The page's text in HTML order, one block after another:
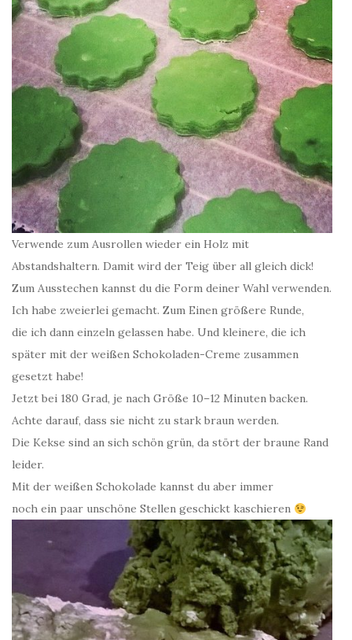
Verwende zum Ausrollen wieder ein Holz mit
Abstandshaltern. Damit wird der Teig über all gleich dick!
Zum Ausstechen kannst du die Form deiner Wahl verwenden.
Ich habe zweierlei gemacht. Zum Einen größere Runde,
die ich dann einzeln gelassen habe. Und kleinere, die ich
später mit der weißen Schokoladen-Creme zusammen
gesetzt habe!
Jetzt bei 180 Grad, je nach Größe 10–12 Minuten backen.
Achte darauf, dass sie nicht zu stark braun werden.
Die Kekse sind an sich schön grün, da stört der braune Rand
leider.
Mit der weißen Schokolade kannst du aber immer
noch ein paar unschöne Stellen geschickt kaschieren